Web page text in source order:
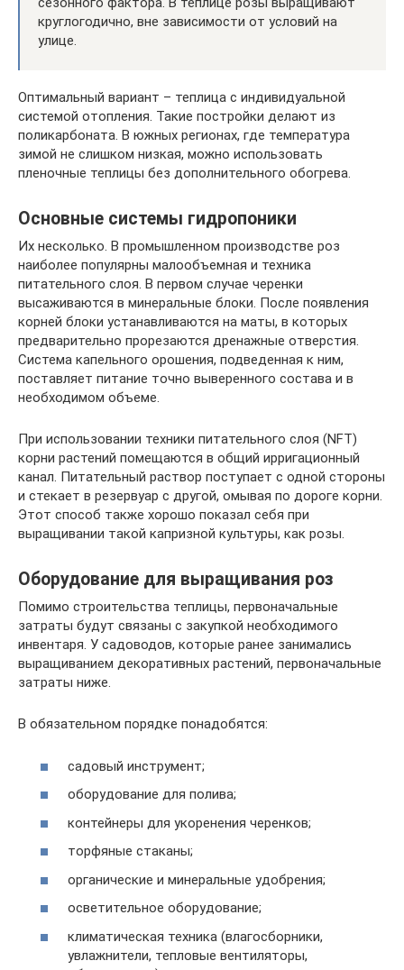
круглогодично, вне зависимости от условий на
улице.
Оптимальный вариант – теплица с индивидуальной
системой отопления. Такие постройки делают из
поликарбоната. В южных регионах, где температура
зимой не слишком низкая, можно использовать
пленочные теплицы без дополнительного обогрева.
Основные системы гидропоники
Их несколько. В промышленном производстве роз
наиболее популярны малообъемная и техника
питательного слоя. В первом случае черенки
высаживаются в минеральные блоки. После появления
корней блоки устанавливаются на маты, в которых
предварительно прорезаются дренажные отверстия.
Система капельного орошения, подведенная к ним,
поставляет питание точно выверенного состава и в
необходимом объеме.
При использовании техники питательного слоя (NFT)
корни растений помещаются в общий ирригационный
канал. Питательный раствор поступает с одной стороны
и стекает в резервуар с другой, омывая по дороге корни.
Этот способ также хорошо показал себя при
выращивании такой капризной культуры, как розы.
Оборудование для выращивания роз
Помимо строительства теплицы, первоначальные
затраты будут связаны с закупкой необходимого
инвентаря. У садоводов, которые ранее занимались
выращиванием декоративных растений, первоначальные
затраты ниже.
В обязательном порядке понадобятся:
садовый инструмент;
оборудование для полива;
контейнеры для укоренения черенков;
торфяные стаканы;
органические и минеральные удобрения;
осветительное оборудование;
климатическая техника (влагосборники,
увлажнители, тепловые вентиляторы,